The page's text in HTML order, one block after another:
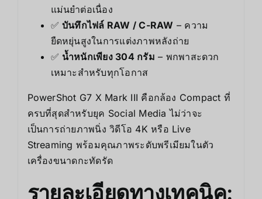
แม่นยำต่อเนื่อง
✅ บันทึกไฟล์ RAW / C-RAW – ความ
ยืดหยุ่นสูงในการแต่งภาพหลังถ่าย
✅ น้ำหนักเพียง 304 กรัม – พกพาสะดวก
เหมาะสำหรับทุกโอกาส
PowerShot G7 X Mark III คือกล้อง Compact ที่
ครบที่สุดสำหรับยุค Social Media ไม่ว่าจะ
เป็นการถ่ายภาพนิ่ง วิดีโอ 4K หรือ Live
Streaming พร้อมคุณภาพระดับพรีเมียมในตัว
เครื่องขนาดกะทัดรัด
รายละเอียดทางเทคนิค: